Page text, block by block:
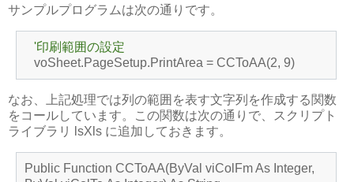
サンプルプログラムは次の通りです。
'印刷範囲の設定
voSheet.PageSetup.PrintArea = CCToAA(2, 9)
なお、上記処理では列の範囲を表す文字列を作成する関数
をコールしています。この関数は次の通りで、スクリプト
ライブラリ lsXls に追加しておきます。
Public Function CCToAA(ByVal viColFm As Integer,